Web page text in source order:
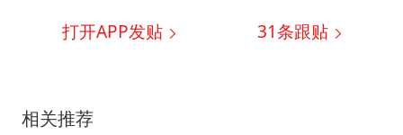
打开APP发贴 31条跟贴
相关推荐